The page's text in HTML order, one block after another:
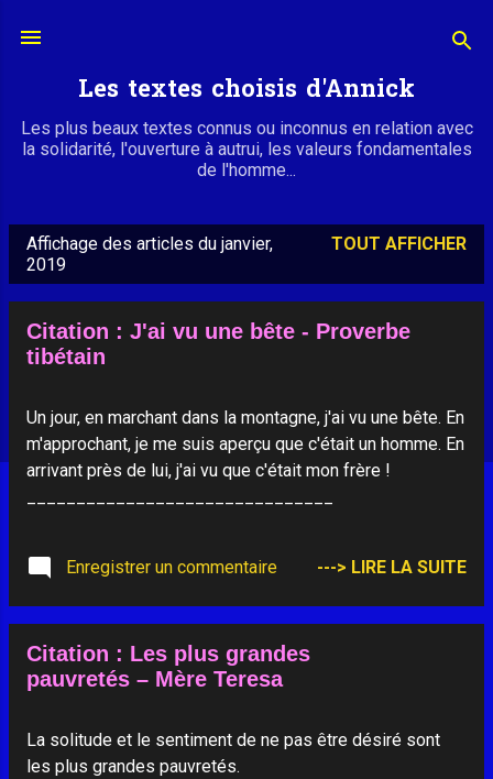
Les textes choisis d'Annick
Les plus beaux textes connus ou inconnus en relation avec
la solidarité, l'ouverture à autrui, les valeurs fondamentales
de l'homme...
r
Affichage des articles du janvier,
2019
TOUT AFFICHER
Citation : J'ai vu une bête - Proverbe
tibétain
Un jour, en marchant dans la montagne, j'ai vu une bête. En
m'approchant, je me suis aperçu que c'était un homme. En
arrivant près de lui, j'ai vu que c'était mon frère !
Enregistrer un commentaire ---> LIRE LA SUITE
Citation : Les plus grandes
pauvretés – Mère Teresa
La solitude et le sentiment de ne pas être désiré sont
les plus grandes pauvretés.